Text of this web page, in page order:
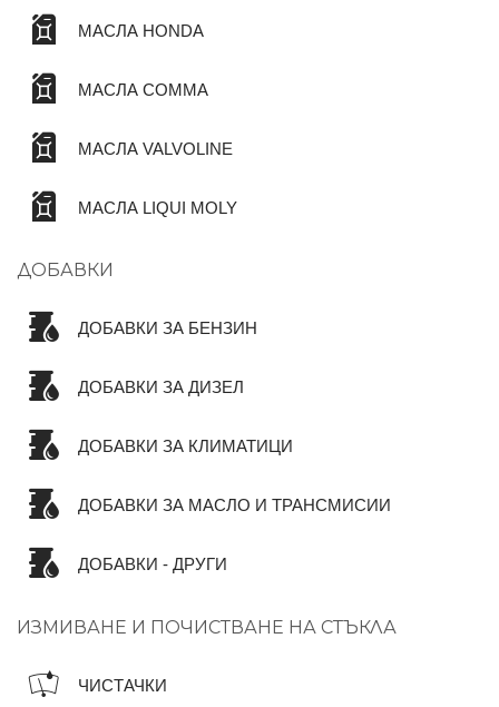
МАСЛА HONDA
МАСЛА COMMA
МАСЛА VALVOLINE
МАСЛА LIQUI MOLY
ДОБАВКИ
ДОБАВКИ ЗА БЕНЗИН
ДОБАВКИ ЗА ДИЗЕЛ
ДОБАВКИ ЗА КЛИМАТИЦИ
ДОБАВКИ ЗА МАСЛО И ТРАНСМИСИИ
ДОБАВКИ - ДРУГИ
ИЗМИВАНЕ И ПОЧИСТВАНЕ НА СТЪКЛА
ЧИСТАЧКИ